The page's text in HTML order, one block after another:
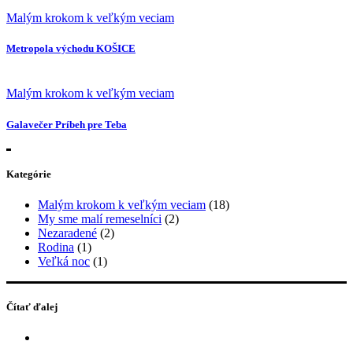
Malým krokom k veľkým veciam
Metropola východu KOŠICE
Malým krokom k veľkým veciam
Galavečer Príbeh pre Teba
Kategórie
Malým krokom k veľkým veciam (18)
My sme malí remeselníci (2)
Nezaradené (2)
Rodina (1)
Veľká noc (1)
Čítať ďalej